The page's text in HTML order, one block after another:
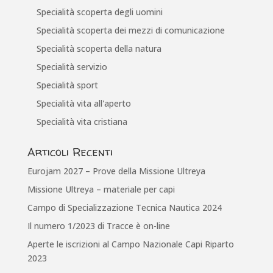
Specialità scoperta degli uomini
Specialità scoperta dei mezzi di comunicazione
Specialità scoperta della natura
Specialità servizio
Specialità sport
Specialità vita all'aperto
Specialità vita cristiana
Articoli Recenti
Eurojam 2027 – Prove della Missione Ultreya
Missione Ultreya – materiale per capi
Campo di Specializzazione Tecnica Nautica 2024
Il numero 1/2023 di Tracce è on-line
Aperte le iscrizioni al Campo Nazionale Capi Riparto
2023